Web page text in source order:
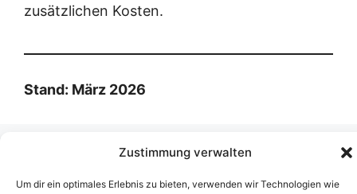
Zustimmung verwalten
Um dir ein optimales Erlebnis zu bieten, verwenden wir Technologien wie
zusätzlichen Kosten.
Stand: März 2026
YouTubeLinkedIn